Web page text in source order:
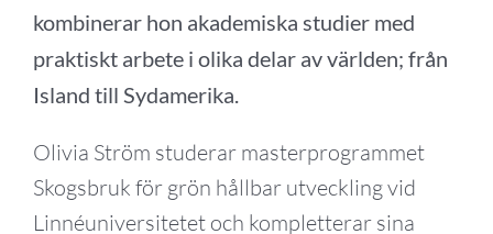
kombinerar hon akademiska studier med
praktiskt arbete i olika delar av världen; från
Island till Sydamerika.
Olivia Ström studerar masterprogrammet
Skogsbruk för grön hållbar utveckling vid
Linnéuniversitetet och kompletterar sina